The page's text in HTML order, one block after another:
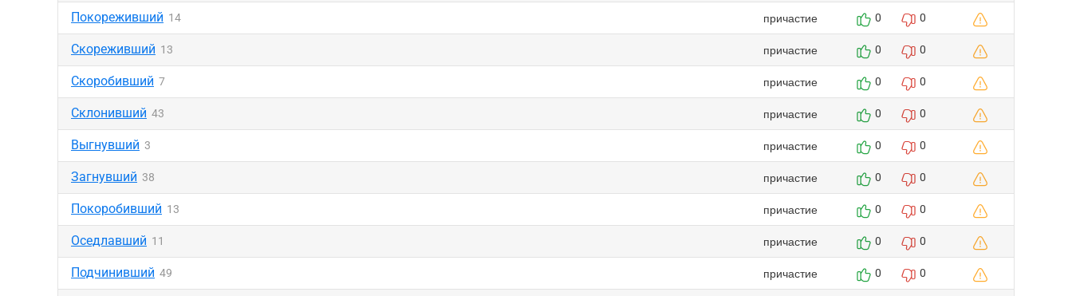
Покореживший 14 причастие 0 0
Скореживший 13 причастие 0 0
Скоробивший 7 причастие 0 0
Склонивший 43 причастие 0 0
Выгнувший 3 причастие 0 0
Загнувший 38 причастие 0 0
Покоробивший 13 причастие 0 0
Оседлавший 11 причастие 0 0
Подчинивший 49 причастие 0 0